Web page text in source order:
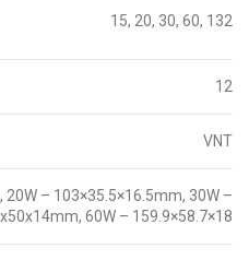
15, 20, 30, 60, 132
12
VNT
20W – 103×35.5×16.5mm, 30W –
60W – 159.9×58.7×18